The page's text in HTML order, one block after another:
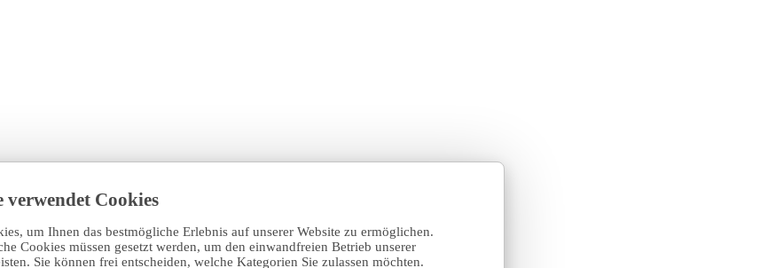
verwendet Cookies
um Ihnen das bestmögliche Erlebnis auf unserer Website zu ermöglichen.
Cookies müssen gesetzt werden, um den einwandfreien Betrieb unserer
Sie können frei entscheiden, welche Kategorien Sie zulassen möchten.